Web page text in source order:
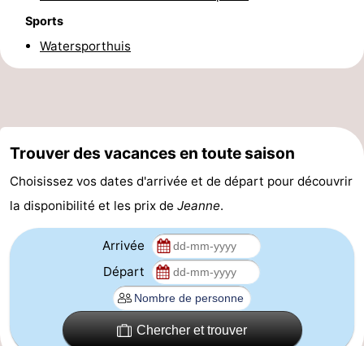
manger
Pratiques
Tram
du
Adresses
Médicales
Région
Occidentale
Sports
Watersporthuis
Trouver des vacances en toute saison
Choisissez vos dates d'arrivée et de départ pour découvrir
la disponibilité et les prix de Jeanne.
Arrivée
Départ
Chercher et trouver